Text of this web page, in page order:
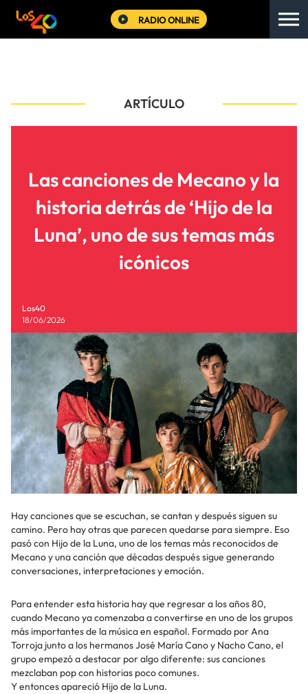
RADIO ONLINE
ARTÍCULO
Las canciones de Mecano y la
historia detrás de ‘Hijo de la
Luna’, uno de sus temas más
icónicos
Los40
18/06/2026
Hay canciones que se escuchan, se cantan y después siguen su
camino. Pero hay otras que parecen quedarse para siempre. Eso
pasó con Hijo de la Luna, uno de los temas más reconocidos de
Mecano y una canción que décadas después sigue generando
conversaciones, interpretaciones y emoción.
Para entender esta historia hay que regresar a los años 80,
cuando Mecano ya comenzaba a convertirse en uno de los grupos
más importantes de la música en español. Formado por Ana
Torroja junto a los hermanos José María Cano y Nacho Cano, el
grupo empezó a destacar por algo diferente: sus canciones
mezclaban pop con historias poco comunes.
Y entonces apareció Hijo de la Luna.